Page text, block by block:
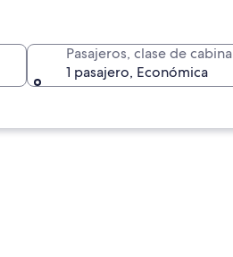
Pasajeros, clase de cabina
1 pasajero, Económica